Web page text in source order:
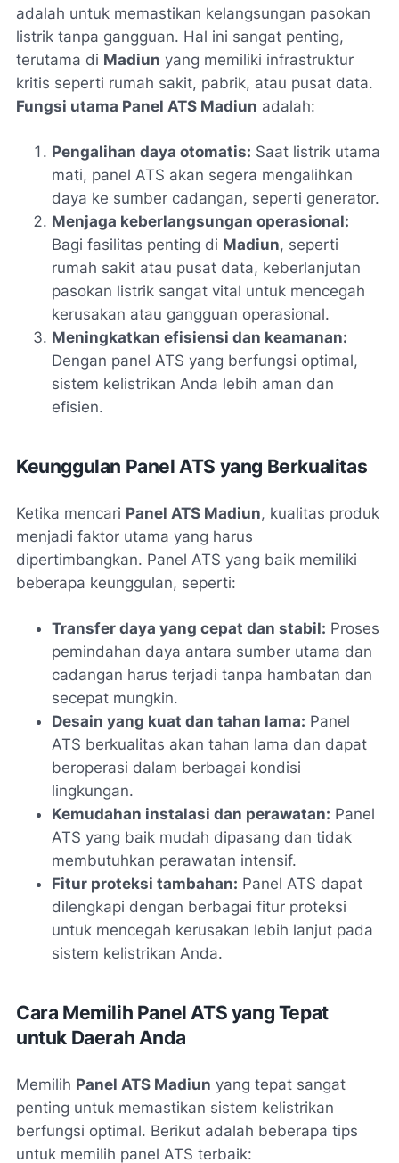
adalah untuk memastikan kelangsungan pasokan
listrik tanpa gangguan. Hal ini sangat penting,
terutama di Madiun yang memiliki infrastruktur
kritis seperti rumah sakit, pabrik, atau pusat data.
Fungsi utama Panel ATS Madiun adalah:
Pengalihan daya otomatis: Saat listrik utama
mati, panel ATS akan segera mengalihkan
daya ke sumber cadangan, seperti generator.
Menjaga keberlangsungan operasional:
Bagi fasilitas penting di Madiun, seperti
rumah sakit atau pusat data, keberlanjutan
pasokan listrik sangat vital untuk mencegah
kerusakan atau gangguan operasional.
Meningkatkan efisiensi dan keamanan:
Dengan panel ATS yang berfungsi optimal,
sistem kelistrikan Anda lebih aman dan
efisien.
Keunggulan Panel ATS yang Berkualitas
Ketika mencari Panel ATS Madiun, kualitas produk
menjadi faktor utama yang harus
dipertimbangkan. Panel ATS yang baik memiliki
beberapa keunggulan, seperti:
Transfer daya yang cepat dan stabil: Proses
pemindahan daya antara sumber utama dan
cadangan harus terjadi tanpa hambatan dan
secepat mungkin.
Desain yang kuat dan tahan lama: Panel
ATS berkualitas akan tahan lama dan dapat
beroperasi dalam berbagai kondisi
lingkungan.
Kemudahan instalasi dan perawatan: Panel
ATS yang baik mudah dipasang dan tidak
membutuhkan perawatan intensif.
Fitur proteksi tambahan: Panel ATS dapat
dilengkapi dengan berbagai fitur proteksi
untuk mencegah kerusakan lebih lanjut pada
sistem kelistrikan Anda.
Cara Memilih Panel ATS yang Tepat
untuk Daerah Anda
Memilih Panel ATS Madiun yang tepat sangat
penting untuk memastikan sistem kelistrikan
berfungsi optimal. Berikut adalah beberapa tips
untuk memilih panel ATS terbaik: